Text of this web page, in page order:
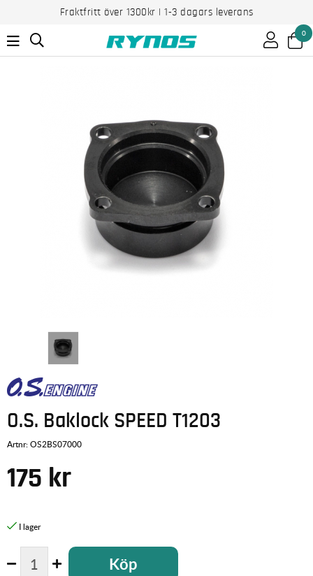
Fraktfritt över 1300kr | 1-3 dagars leverans
0
O.S. Baklock SPEED T1203
Artnr:OS2BS07000
175 kr
Köp